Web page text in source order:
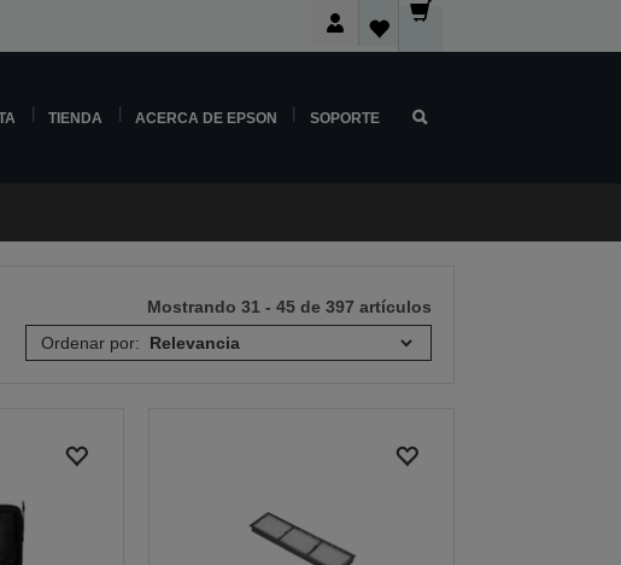
TIENDA ACERCA DE EPSON SOPORTE
Mostrando 31 - 45 de 397 artículos
Ordenar por: